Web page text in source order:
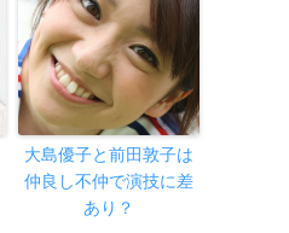
大島優子と前田敦子は
仲良し不仲で演技に差
あり？